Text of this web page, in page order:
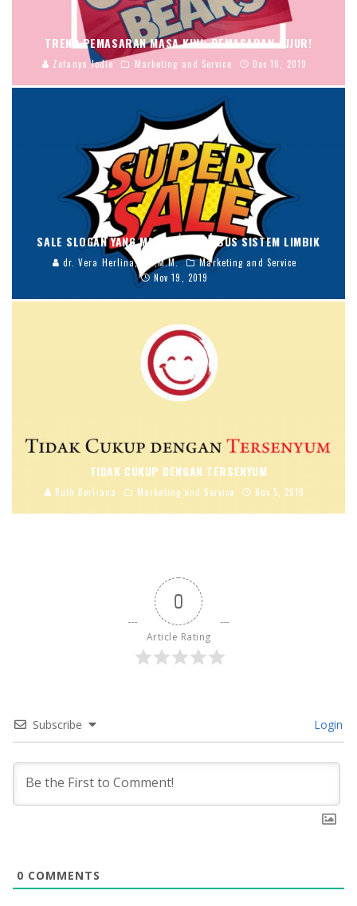
TREND PEMASARAN MASA KINI: PEMASARAN JUJUR!
Zefanya Jodie Marketing and Service Dec 10, 2019
SALE SLOGAN YANG MAMPU MENEMBUS SISTEM LIMBIK
dr. Vera Herlina,S.E.,M.M.
Marketing and Service
Nov 19, 2019
TIDAK CUKUP DENGAN TERSENYUM
Ruth Berliana Marketing and Service Nov 5, 2019
0
Article Rating
Subscribe Login
0 COMMENTS